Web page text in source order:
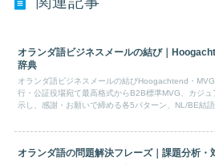
オランダ語ビジネスメールの結び｜
辞典
オランダ語ビジネスメールの結びHoogachtend・
行・公証役場宛て最高格式からB2B標準MVG、カジ
示し、感謝・お願いで締める各5パターン、NL/BE結
オランダ語の問題解決フレーズ｜課題分析・